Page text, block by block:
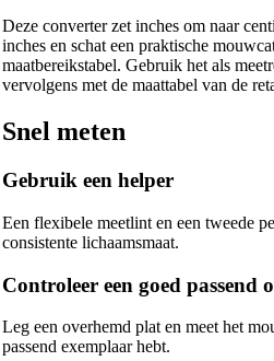
Deze converter zet inches om naar
inches en schat een praktische
maatbereikstabel. Gebruik het als
vervolgens met de maattabel van de
Snel meten
Gebruik een helper
Een flexibele meetlint en een tweede
consistente lichaamsmaat.
Controleer een goed passend
Leg een overhemd plat en meet het
passend exemplaar hebt.